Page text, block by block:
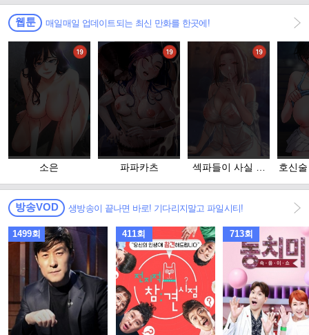
웹툰 매일매일 업데이트되는 최신 만화를 한곳에!
소은 파파카츠
섹파들이 사실 가
호신
방송VOD 생방송이 끝나면 바로! 기다리지말고 파일시티!
1499회 411회 713회